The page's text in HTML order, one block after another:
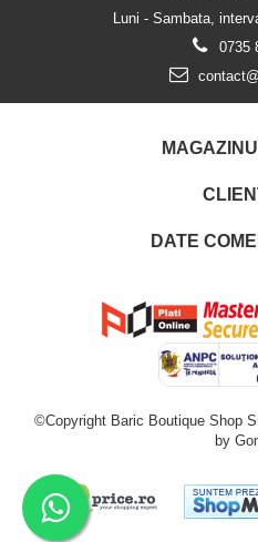
Luni - Sambata,
0735
DATE
©Copyright Baric Boutique Shop
by